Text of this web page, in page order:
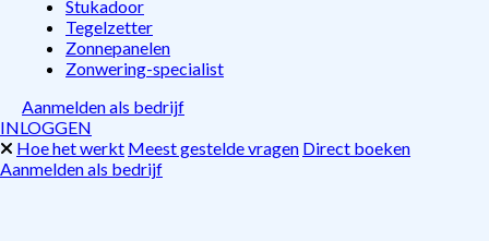
Stukadoor
Tegelzetter
Zonnepanelen
Zonwering-specialist
Aanmelden als bedrijf
INLOGGEN
Hoe het werkt Meest gestelde vragen Direct boeken
Aanmelden als bedrijf